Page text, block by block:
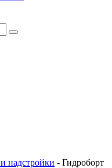
надстройки - Гидроборт